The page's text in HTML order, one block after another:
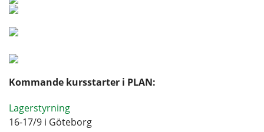
Kommande kursstarter i PLAN:
Lagerstyrning
16-17/9 i Göteborg